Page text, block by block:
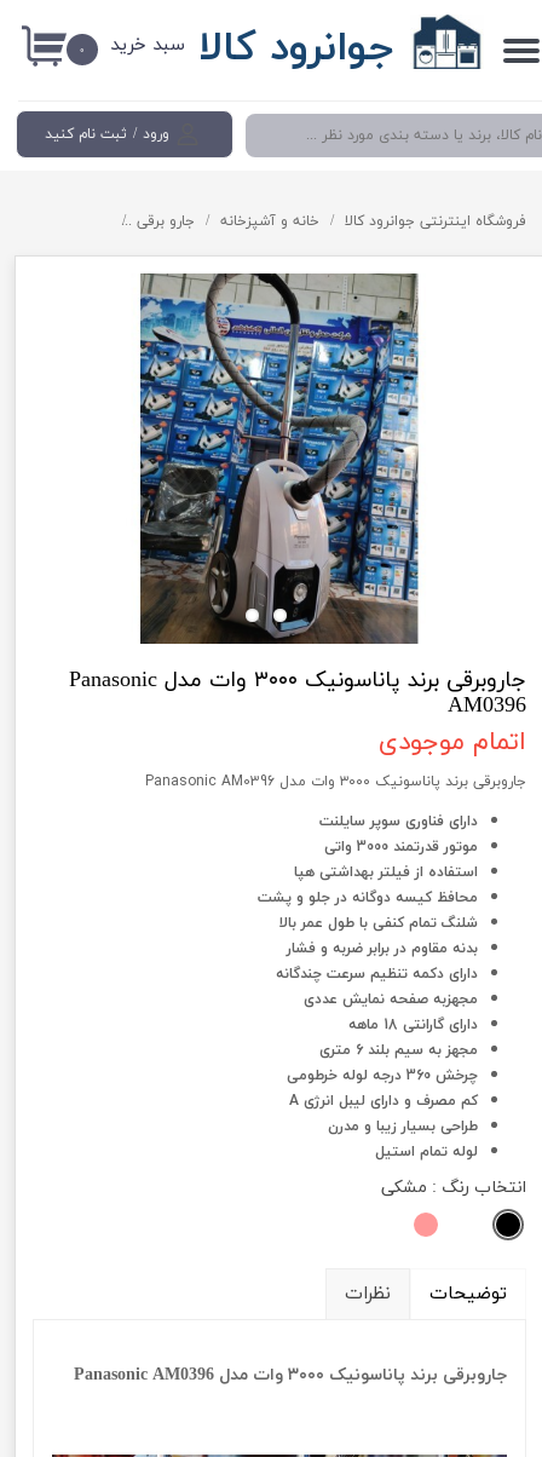
جوانرود کالا
ورود / ثبت نام کنید
حساب کاربری من
تغییر گذر واژه
سفارشات
خروج از حساب کاربری
۰ سبد خرید
فروشگاه اینترنتی جوانرود کالا خانه و آشپزخانه جارو برقی
جاروبرقی برند پاناسونیک ۳۰۰۰ وات مدل Panasonic
AM0396
اتمام موجودی
جاروبرقی برند پاناسونیک ۳۰۰۰ وات مدل Panasonic AM0396
دارای فناوری سوپر سایلنت
موتور قدرتمند 3000 واتی
استفاده از فیلتر بهداشتی هپا
محافظ کیسه دوگانه در جلو و پشت
شلنگ تمام کنفی با طول عمر بالا
بدنه مقاوم در برابر ضربه و فشار
دارای دکمه تنظیم سرعت چندگانه
مجهزبه صفحه نمایش عددی
دارای گارانتی 18 ماهه
مجهز به سیم بلند 6 متری
چرخش 360 درجه لوله خرطومی
کم مصرف و دارای لیبل انرژی A
طراحی بسیار زیبا و مدرن
لوله تمام استیل
انتخاب رنگ : مشکی
توضیحات نظرات
جاروبرقی برند پاناسونیک ۳۰۰۰ وات مدل Panasonic AM0396